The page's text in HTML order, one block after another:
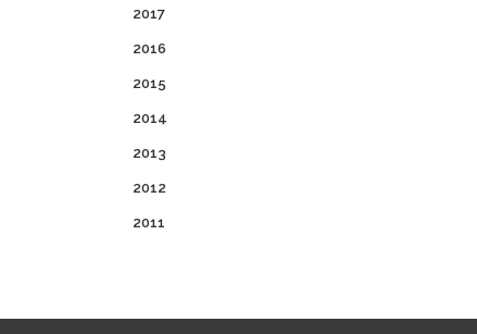
2017
2016
2015
2014
2013
2012
2011